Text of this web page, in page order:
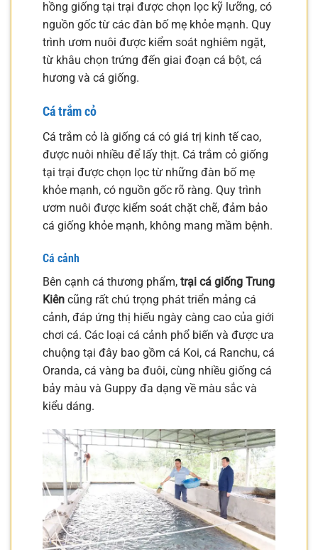
hồng giống tại trại được chọn lọc kỹ lưỡng, có
nguồn gốc từ các đàn bố mẹ khỏe mạnh. Quy
trình ươm nuôi được kiểm soát nghiêm ngặt,
từ khâu chọn trứng đến giai đoạn cá bột, cá
hương và cá giống.
Cá trắm cỏ
Cá trắm cỏ là giống cá có giá trị kinh tế cao,
được nuôi nhiều để lấy thịt. Cá trắm cỏ giống
tại trại được chọn lọc từ những đàn bố mẹ
khỏe mạnh, có nguồn gốc rõ ràng. Quy trình
ươm nuôi được kiểm soát chặt chẽ, đảm bảo
cá giống khỏe mạnh, không mang mầm bệnh.
Cá cảnh
Bên cạnh cá thương phẩm, trại cá giống Trung
Kiên cũng rất chú trọng phát triển mảng cá
cảnh, đáp ứng thị hiếu ngày càng cao của giới
chơi cá. Các loại cá cảnh phổ biến và được ưa
chuộng tại đây bao gồm cá Koi, cá Ranchu, cá
Oranda, cá vàng ba đuôi, cùng nhiều giống cá
bảy màu và Guppy đa dạng về màu sắc và
kiểu dáng.